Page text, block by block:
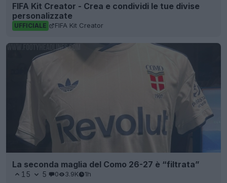
FIFA Kit Creator - Crea e condividi le tue divise
personalizzate
UFFICIALE FIFA Kit Creator
La seconda maglia del Como 26-27 è “filtrata”
15 5 0 3.9K 1h